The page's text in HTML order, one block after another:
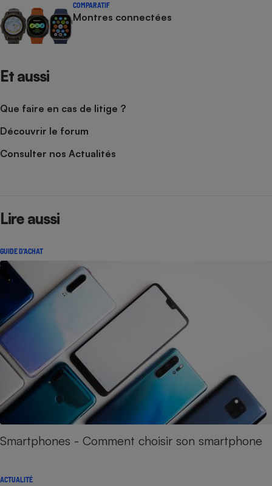
COMPARATIF
Montres connectées
Et aussi
Que faire en cas de litige ?
Découvrir le forum
Consulter nos Actualités
Lire aussi
GUIDE D'ACHAT
Smartphones - Comment choisir son smartphone
ACTUALITÉ